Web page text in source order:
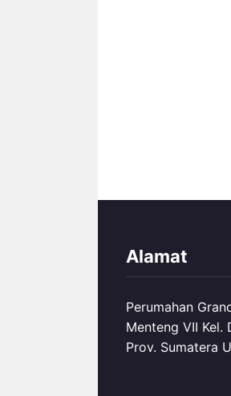
Alamat
Perumahan
Menteng VII Kel.
Prov. Sumatera